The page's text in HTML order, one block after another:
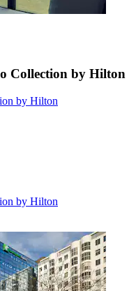
Collection by Hilton
by Hilton
by Hilton